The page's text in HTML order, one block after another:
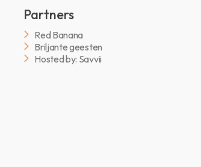
Partners
Red Banana
Briljante geesten
Hosted by: Savvii